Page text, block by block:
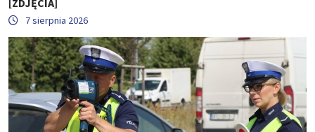
[ZDJĘCIA]
7 sierpnia 2026